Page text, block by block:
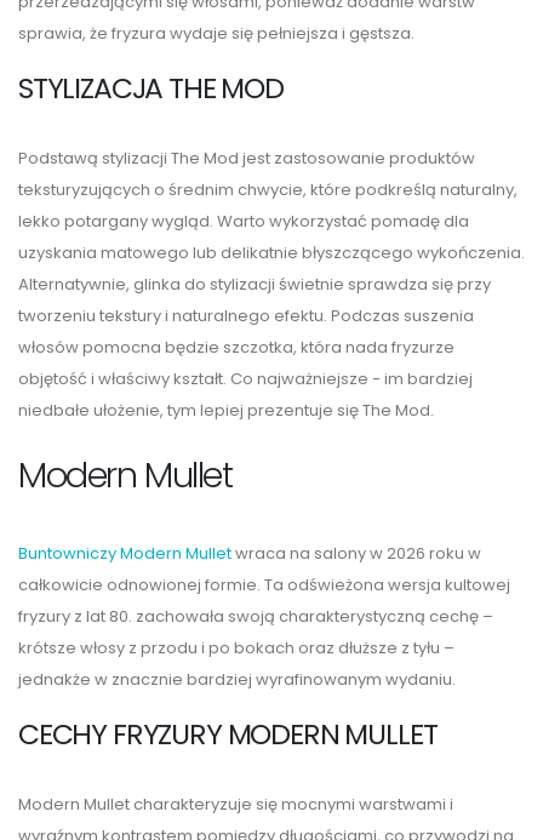
sprawia, że fryzura wydaje się pełniejsza i gęstsza.
STYLIZACJA THE MOD
Podstawą stylizacji The Mod jest zastosowanie produktów
teksturyzujących o średnim chwycie, które podkreślą naturalny,
lekko potargany wygląd. Warto wykorzystać pomadę dla
uzyskania matowego lub delikatnie błyszczącego wykończenia.
Alternatywnie, glinka do stylizacji świetnie sprawdza się przy
tworzeniu tekstury i naturalnego efektu. Podczas suszenia
włosów pomocna będzie szczotka, która nada fryzurze
objętość i właściwy kształt. Co najważniejsze - im bardziej
niedbałe ułożenie, tym lepiej prezentuje się The Mod.
Modern Mullet
Buntowniczy Modern Mulletwraca na salony w 2026 roku w
całkowicie odnowionej formie. Ta odświeżona wersja kultowej
fryzury z lat 80. zachowała swoją charakterystyczną cechę –
krótsze włosy z przodu i po bokach oraz dłuższe z tyłu –
jednakże w znacznie bardziej wyrafinowanym wydaniu.
CECHY FRYZURY MODERN MULLET
Modern Mullet charakteryzuje się mocnymi warstwami i